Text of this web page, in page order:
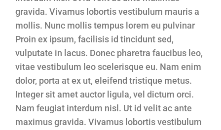
gravida. Vivamus lobortis vestibulum mauris a
mollis. Nunc mollis tempus lorem eu pulvinar
Proin ex ipsum, facilisis id tincidunt sed,
vulputate in lacus. Donec pharetra faucibus leo,
vitae vestibulum leo scelerisque eu. Nam enim
dolor, porta at ex ut, eleifend tristique metus.
Integer sit amet auctor ligula, vel dictum orci.
Nam feugiat interdum nisl. Ut id velit ac ante
maximus gravida. Vivamus lobortis vestibulum